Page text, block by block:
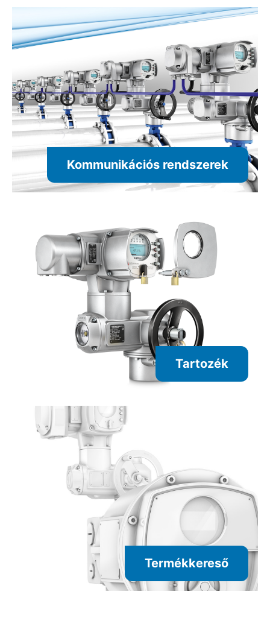
Kommunikációs rendszerek
Tartozék
Termékkereső